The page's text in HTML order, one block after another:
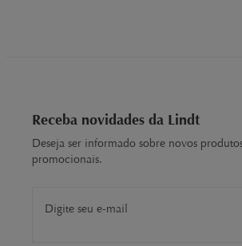
Receba novidades da Lindt
Deseja ser informado sobre novos
promocionais.
Digite seu e-mail